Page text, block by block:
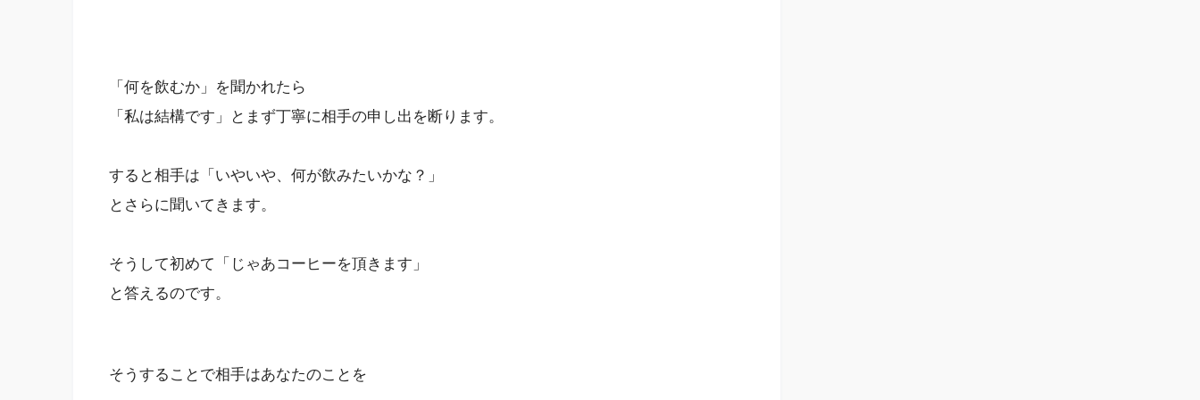
「何を飲むか」を聞かれたら
「私は結構です」とまず丁寧に相手の申し出を断ります。
すると相手は「いやいや、何が飲みたいかな？」
とさらに聞いてきます。
そうして初めて「じゃあコーヒーを頂きます」
と答えるのです。
そうすることで相手はあなたのことを